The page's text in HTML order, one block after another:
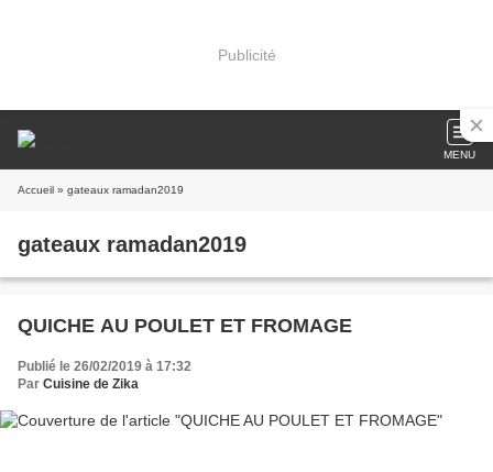
Publicité
MENU
Accueil » gateaux ramadan2019
gateaux ramadan2019
QUICHE AU POULET ET FROMAGE
Publié le 26/02/2019 à 17:32
Par Cuisine de Zika